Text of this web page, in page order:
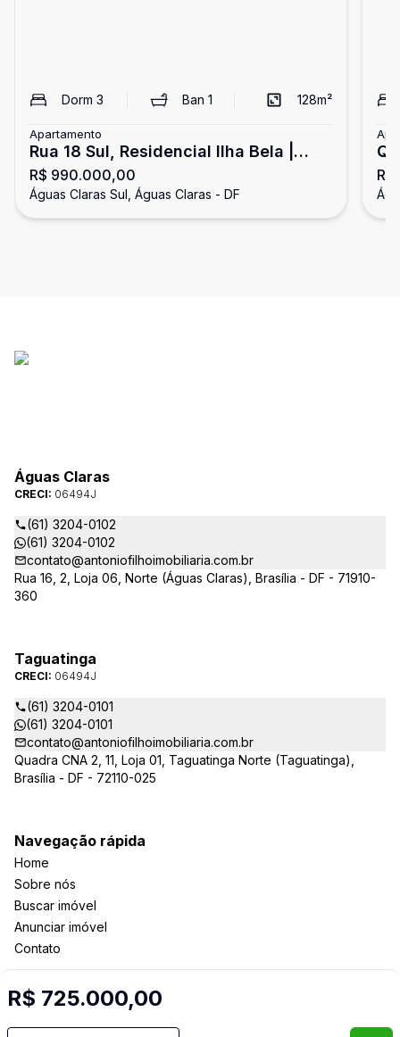
Dorm 3 Ban 1 128m²
Apartamento
Rua 18 Sul, Residencial Ilha Bela |
Apartamento com 3 quartos, sendo 3
suítes, sala com dois ambientes e 2
R$ 990.000,00
Águas Claras Sul, Águas Claras - DF
R$ 725.000,00
Águas Claras
CRECI: 06494J
(61) 3204-0102
(61) 3204-0102
contato@antoniofilhoimobiliaria.com.br
Rua 16, 2, Loja 06, Norte (Águas Claras), Brasília - DF - 71910-
360
Taguatinga
CRECI: 06494J
(61) 3204-0101
(61) 3204-0101
contato@antoniofilhoimobiliaria.com.br
Quadra CNA 2, 11, Loja 01, Taguatinga Norte (Taguatinga),
Brasília - DF - 72110-025
Navegação rápida
Home
Sobre nós
Buscar imóvel
Anunciar imóvel
Contato
Selo de Tecnologia Loft